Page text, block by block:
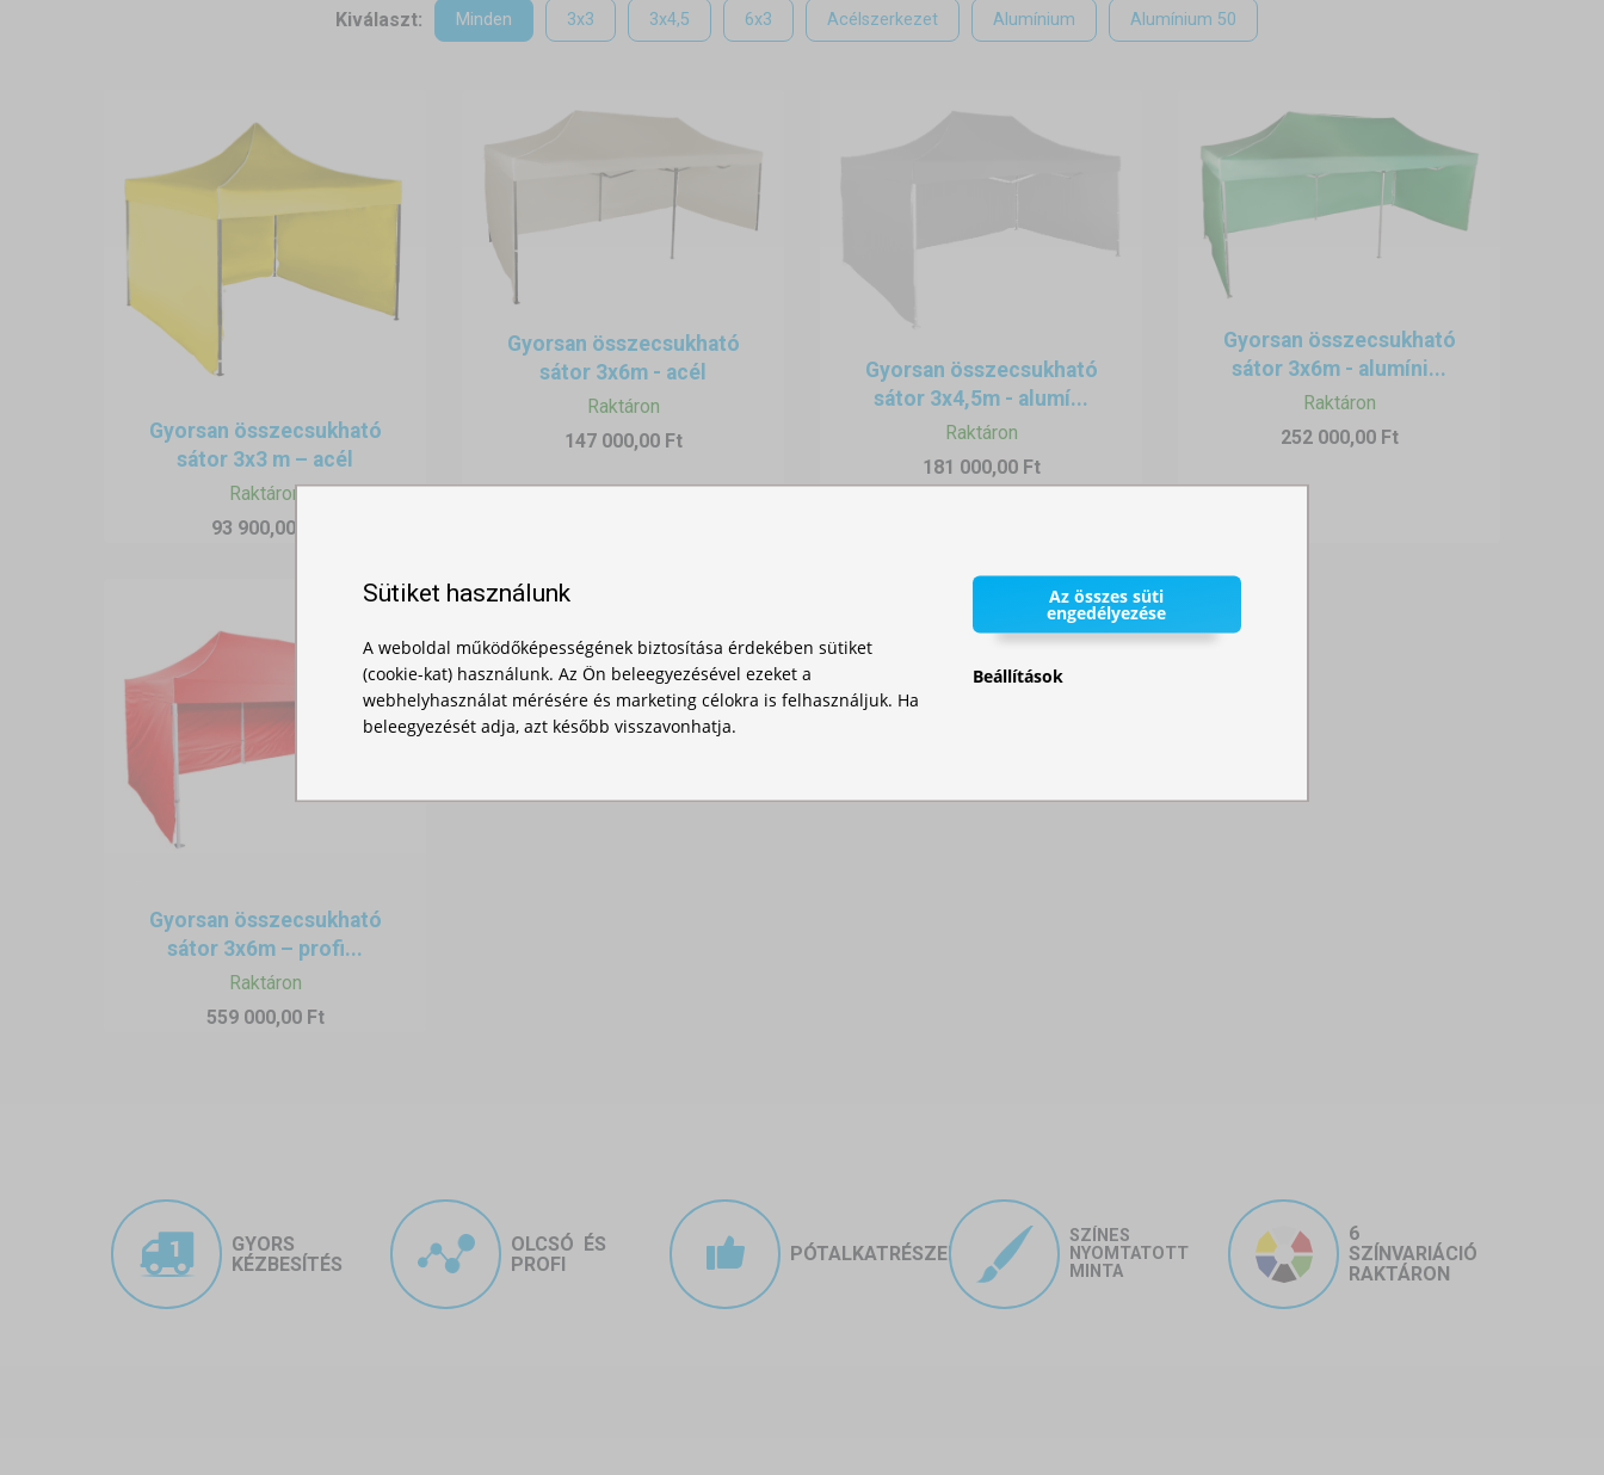
Kültéri építőipari munkák
Eső, szél, erős napsütés? A sátor megóvja a felszerelést, és biztosítja, hogy az időjárás ne akadályozza a munkát.
Helyszíni szerelési- és szervizmunkák
Villanyszerelők, vízvezeték-szerelők, technikusok – mindenki értékelni fogja a gyorsan felállítható, fedett munkateret a
beavatkozás helyszínén.
Ideiglenes raktárak és műhelyek
A mobil sátor használható ideiglenes műhelyként, szerszámtárolóként vagy akár csomagolóállomásként – gyorsan és
praktikusan.
Ez a mobil fedett munkapont ideális az építőiparban történő ideiglenes használatra, rugalmasságot és mobilitást biztosítva közvetlenül
Kiválaszt: Minden 3x3 3x4,5 6x3 Acélszerkezet Alumínium Alumínium 50
Gyorsan összecsukható
sátor 3x3 m – acél
Raktáron
93 900,00 Ft
Gyorsan összecsukható
sátor 3x6m - acél
Raktáron
147 000,00 Ft
Gyorsan összecsukható
sátor 3x4,5m - alumí...
Raktáron
181 000,00 Ft
Gyorsan összecsukható
sátor 3x6m - alumíni...
Raktáron
252 000,00 Ft
Gyorsan összecsukható
sátor 3x6m – profi...
Raktáron
559 000,00 Ft
GYORS
KÉZBESÍTÉS
OLCSÓ ÉS
PROFI
PÓTALKATRÉSZEK
SZÍNES
NYOMTATOTT
MINTA
6
SZÍNVARIÁCIÓ
RAKTÁRON
Sütiket használunk
A weboldal működőképességének biztosítása érdekében sütiket
(cookie-kat) használunk. Az Ön beleegyezésével ezeket a
webhelyhasználat mérésére és marketing célokra is felhasználjuk. Ha
beleegyezését adja, azt később visszavonhatja.
Az összes süti
engedélyezése
Beállítások